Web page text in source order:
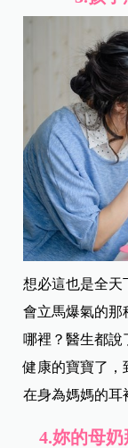
想必這也是全天
會立馬爆氣的那
哪裡？醫生都說
健康的寶寶了，
在身為媽媽的耳
4.妳的母奶